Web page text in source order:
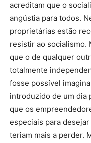
acreditam que o
angústia para todos.
proprietárias estão
resistir ao socialismo.
que o de qualquer
totalmente
fosse possível
introduzido de um dia
que os
especiais para
teriam mais a perder.